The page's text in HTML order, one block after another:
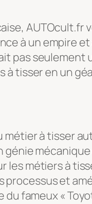
à un empire
pas seulement
tisser en un
à tisser
les métiers à
et
fameux «